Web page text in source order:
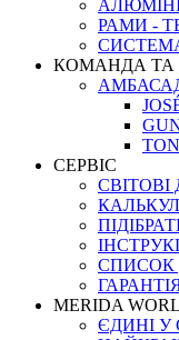
РАМИ -
СИСТЕМА
КОМАНДА ТА
СЕРВІС
СПИСОК
MERIDA
ЄДИНI У